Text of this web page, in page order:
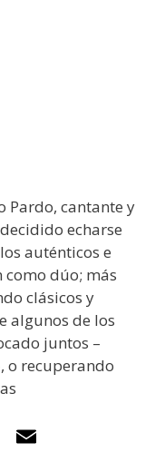
Pardo, cantante y
echarse
auténticos e
dúo; más
clásicos y
algunos de los
juntos –
o recuperando